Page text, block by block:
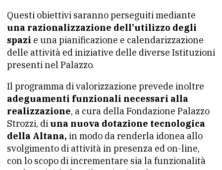
Questi obiettivi saranno perseguiti mediante
una razionalizzazione dell’utilizzo degli
spazi e una pianificazione e calendarizzazione
delle attività ed iniziative delle diverse Istituzioni
presenti nel Palazzo.
Il programma di valorizzazione prevede inoltre
adeguamenti funzionali necessari alla
realizzazione, a cura della Fondazione Palazzo
Strozzi, di una nuova dotazione tecnologica
della Altana, in modo da renderla idonea allo
svolgimento di attività in presenza ed on-line,
con lo scopo di incrementare sia la funzionalità